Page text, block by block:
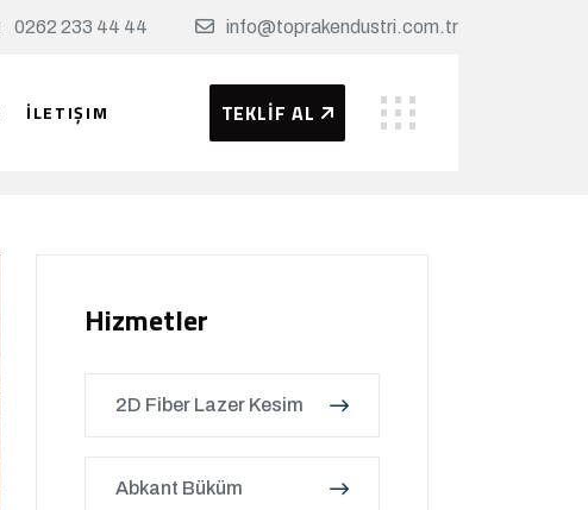
0262 233 44 44 info@toprakendustri.com.tr
İLETIŞIM TEKLİF AL
Hizmetler
2D Fiber Lazer Kesim
Abkant Büküm